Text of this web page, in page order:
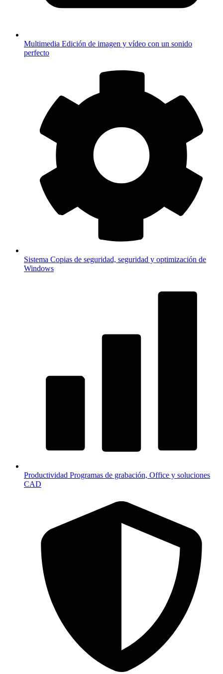
Multimedia Edición de imagen y vídeo con un sonido
perfecto
Sistema Copias de seguridad, seguridad y optimización de
Windows
Productividad Programas de grabación, Office y soluciones
CAD